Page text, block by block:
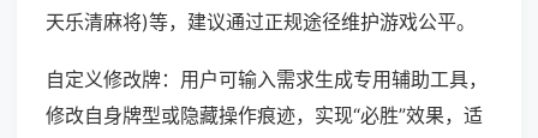
天乐清麻将)等，建议通过正规途径维护游戏公平。
自定义修改牌：用户可输入需求生成专用辅助工具，
修改自身牌型或隐藏操作痕迹，实现“必胜”效果，适